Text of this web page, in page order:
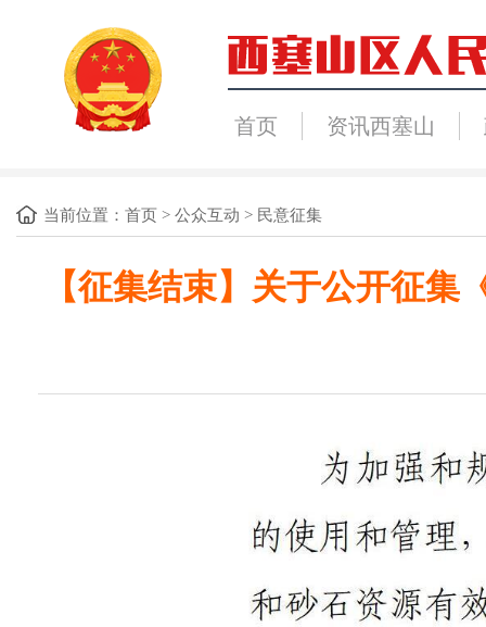
首页 资讯西塞山
当前位置： 首页 > 公众互动 > 民意征集
【征集结束】关于公开征